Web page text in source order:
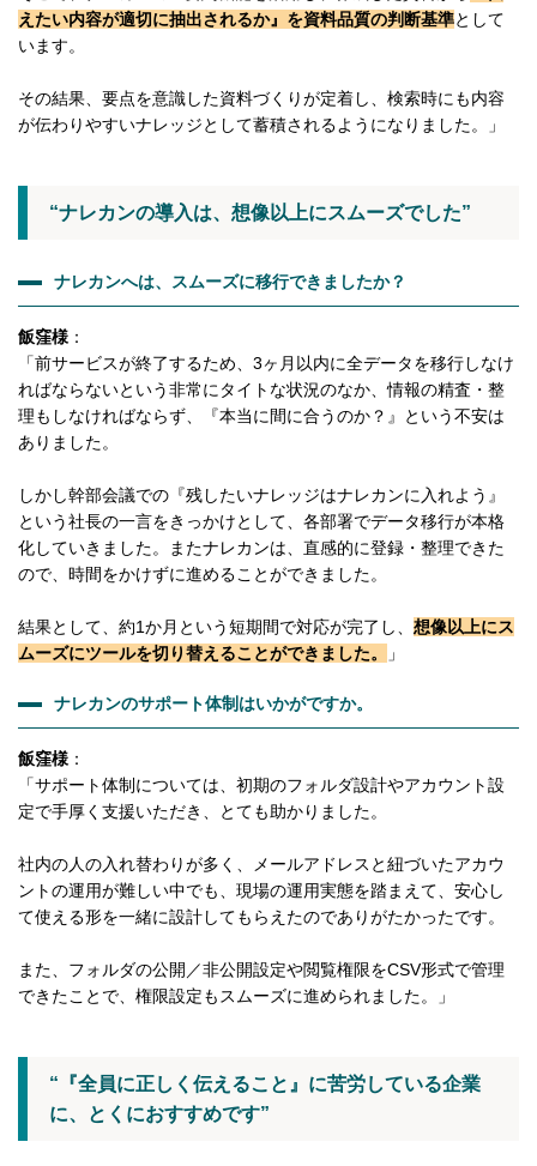
えたい内容が適切に抽出されるか』を資料品質の判断基準として
います。
その結果、要点を意識した資料づくりが定着し、検索時にも内容
が伝わりやすいナレッジとして蓄積されるようになりました。」
“ナレカンの導入は、想像以上にスムーズでした”
ナレカンへは、スムーズに移行できましたか？
飯窪様 ：
「前サービスが終了するため、3ヶ月以内に全データを移行しなけ
ればならないという非常にタイトな状況のなか、情報の精査・整
理もしなければならず、『本当に間に合うのか？』という不安は
ありました。
しかし幹部会議での『残したいナレッジはナレカンに入れよう』
という社長の一言をきっかけとして、各部署でデータ移行が本格
化していきました。またナレカンは、直感的に登録・整理できた
ので、時間をかけずに進めることができました。
結果として、約1か月という短期間で対応が完了し、 想像以上にス
ムーズにツールを切り替えることができました。
」
ナレカンのサポート体制はいかがですか。
飯窪様 ：
「サポート体制については、初期のフォルダ設計やアカウント設
定で手厚く支援いただき、とても助かりました。
社内の人の入れ替わりが多く、メールアドレスと紐づいたアカウ
ントの運用が難しい中でも、現場の運用実態を踏まえて、安心し
て使える形を一緒に設計してもらえたのでありがたかったです。
また、フォルダの公開／非公開設定や閲覧権限をCSV形式で管理
できたことで、権限設定もスムーズに進められました。」
“『全員に正しく伝えること』に苦労している企業
に、とくにおすすめです”